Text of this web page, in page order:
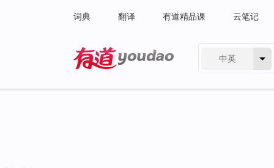
词典 翻译 有道精品课 云笔记
中英